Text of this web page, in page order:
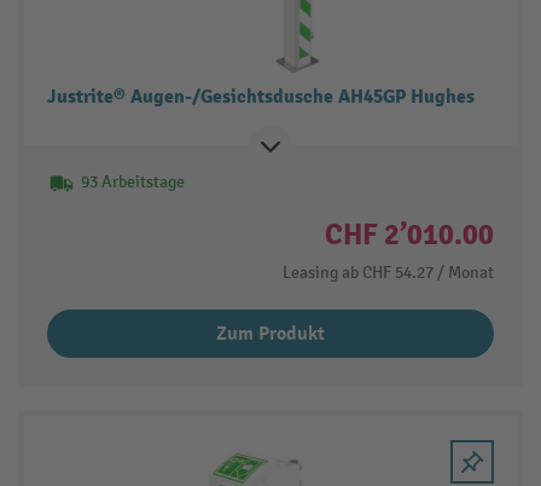
Justrite® Augen-/Gesichtsdusche AH45GP Hughes
93 Arbeitstage
CHF 2’010.00
Leasing ab CHF 54.27 / Monat
Zum Produkt